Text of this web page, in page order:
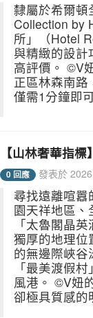
隸屬於希爾頓
Collection
所」（Hotel
與精緻的設計
高評價。 ©V
正區林森南
僅需1分鐘即
【山林奢華指
0 回應 發表於
尋找遠離喧囂
園天祥地區
「太魯閣晶
獨厚的地理位
的無邊際峽
「最美渡假
風港。 ©V妞
卻極具質感的